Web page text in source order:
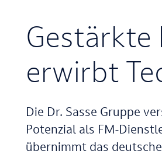
Gestärkte
erwirbt
Die Dr. Sasse Gruppe
Potenzial als FM-
übernimmt das